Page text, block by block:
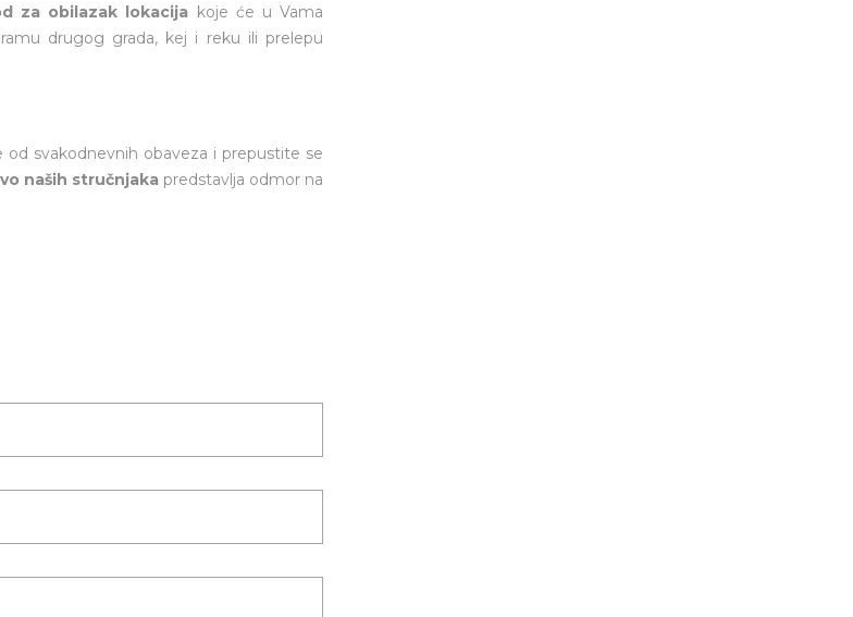
za obilazak lokacija koje će u Vama
drugog grada, kej i reku ili prelepu
svakodnevnih obaveza i prepustite se
naših stručnjaka predstavlja odmor na